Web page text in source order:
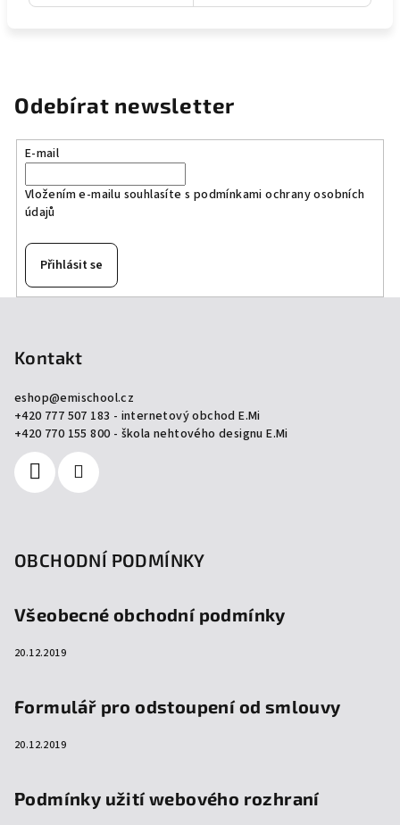
Odebírat newsletter
E-mail
Vložením e-mailu souhlasíte s podmínkami ochrany osobních
údajů
Přihlásit se
Kontakt
eshop@emischool.cz
+420 777 507 183 - internetový obchod E.Mi
+420 770 155 800 - škola nehtového designu E.Mi
OBCHODNÍ PODMÍNKY
Všeobecné obchodní podmínky
20.12.2019
Formulář pro odstoupení od smlouvy
20.12.2019
Podmínky užití webového rozhraní